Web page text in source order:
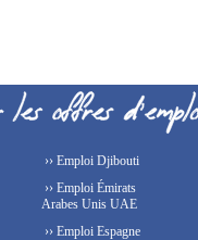
›› Emploi Djibouti
›› Emploi Émirats
Arabes Unis UAE
›› Emploi Espagne